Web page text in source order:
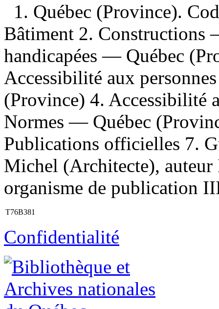
1. Québec (Province).
Bâtiment 2. Constructions
handicapées — Québec
Accessibilité aux
(Province) 4. Accessibilité
Normes — Québec
Publications officielles 7.
Michel (Architecte), auteur
organisme de publication
T76B381
Confidentialité